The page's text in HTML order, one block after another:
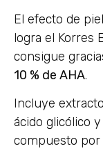
El efecto de
logra el Korres
consigue
10 % de AHA.
Incluye
ácido glicólico
compuesto